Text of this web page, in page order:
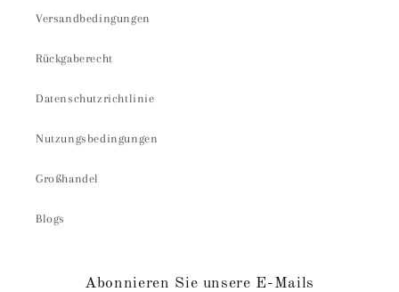
Versandbedingungen
Rückgaberecht
Datenschutzrichtlinie
Nutzungsbedingungen
Großhandel
Blogs
Abonnieren Sie unsere E-Mails